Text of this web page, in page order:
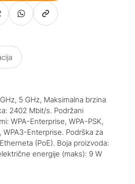
5 GHz, Maksimalna brzina
2402 Mbit/s. Podržani
WPA-Enterprise, WPA-PSK,
WPA3-Enterprise. Podrška za
(PoE). Boja proizvoda:
energije (maks): 9 W